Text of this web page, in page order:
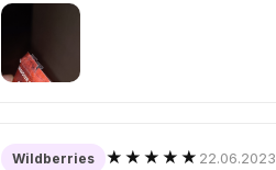
Wildberries ★★★★★ 22.06.2023